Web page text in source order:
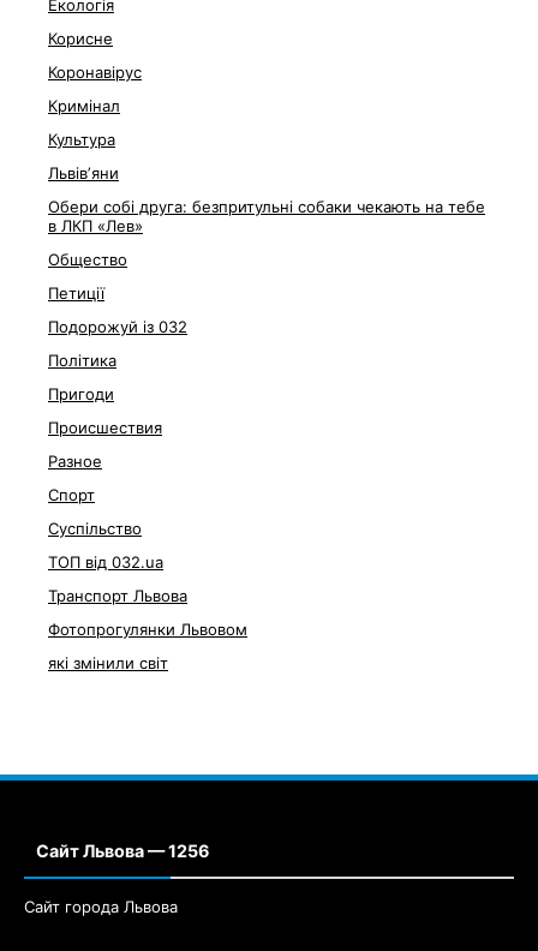
Екологія
Корисне
Коронавірус
Кримінал
Культура
Львівʼяни
Обери собі друга: безпритульні собаки чекають на тебе
в ЛКП «Лев»
Общество
Петиції
Подорожуй із 032
Політика
Пригоди
Происшествия
Разное
Спорт
Суспільство
ТОП від 032.ua
Транспорт Львова
Фотопрогулянки Львовом
які змінили світ
Сайт Львова — 1256
Сайт города Львова